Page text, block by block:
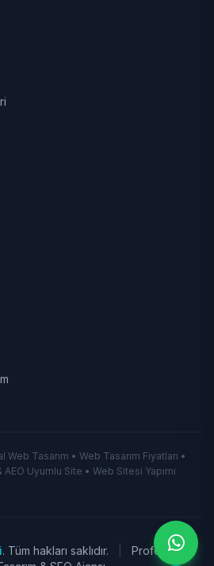
Web Tasarım • Web Tasarım Fiyatları •
Uyumlu Site • Web Sitesi Yapımı
. Tüm hakları saklıdır.
Profesyonel